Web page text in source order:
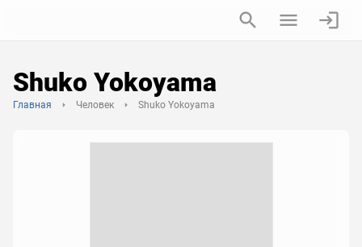
Shuko Yokoyama
Главная Человек Shuko Yokoyama